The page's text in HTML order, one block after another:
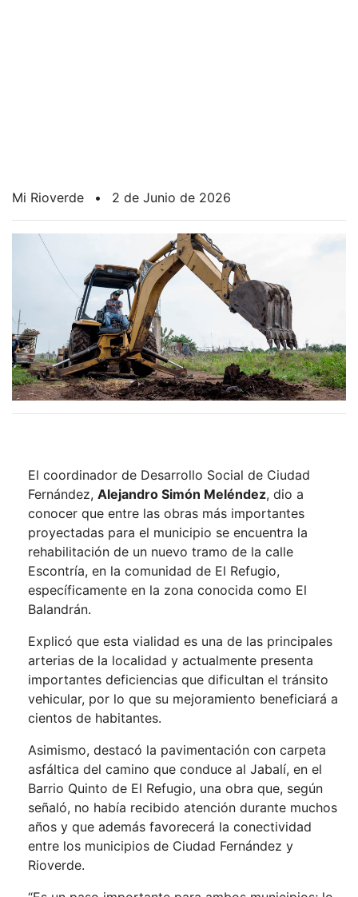
Mi Rioverde • 2 de Junio de 2026
El coordinador de Desarrollo Social de Ciudad
Fernández, Alejandro Simón Meléndez, dio a
conocer que entre las obras más importantes
proyectadas para el municipio se encuentra la
rehabilitación de un nuevo tramo de la calle
Escontría, en la comunidad de El Refugio,
específicamente en la zona conocida como El
Balandrán.
Explicó que esta vialidad es una de las principales
arterias de la localidad y actualmente presenta
importantes deficiencias que dificultan el tránsito
vehicular, por lo que su mejoramiento beneficiará a
cientos de habitantes.
Asimismo, destacó la pavimentación con carpeta
asfáltica del camino que conduce al Jabalí, en el
Barrio Quinto de El Refugio, una obra que, según
señaló, no había recibido atención durante muchos
años y que además favorecerá la conectividad
entre los municipios de Ciudad Fernández y
Rioverde.